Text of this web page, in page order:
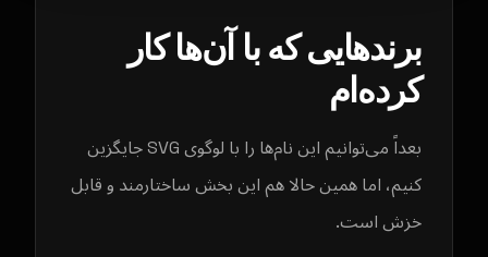
برندهایی که با آن‌ها کار
کرده‌ام
بعداً می‌توانیم این نام‌ها را با لوگوی SVG جایگزین
کنیم، اما همین حالا هم این بخش ساختارمند و قابل
خزش است.